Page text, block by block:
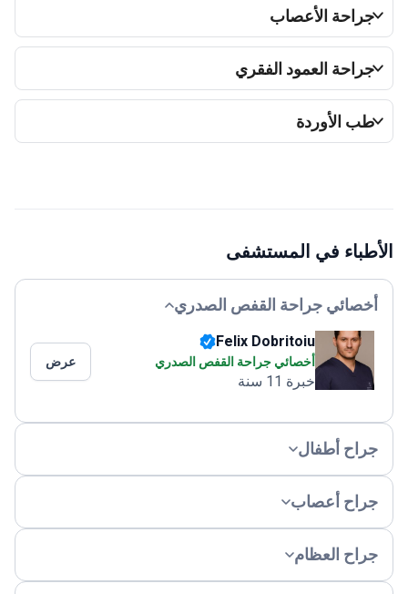
الأعصاب
العمود الفقري
الأوردة
في المستشفى
جراحة القفص الصدري
Felix Dobritoiu
أخصائي جراحة القفص الصدري
خبرة 11 سنة
أطفال
أعصاب
العظام